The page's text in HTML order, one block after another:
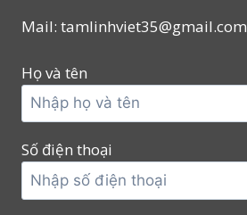
Mail: tamlinhviet35@gmail.com
Họ và tên
Số điện thoại